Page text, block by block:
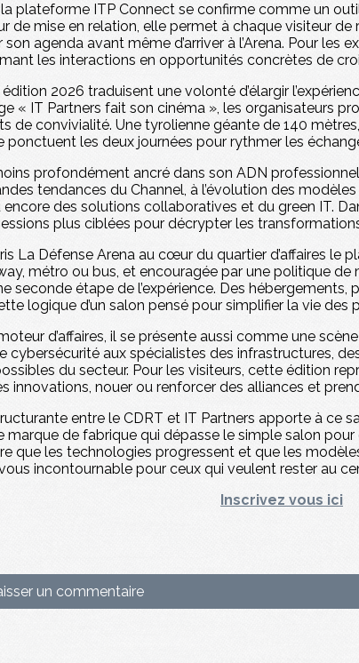
plateforme ITP Connect se confirme comme un
de mise en relation, elle permet à chaque visiteur
agenda avant même d’arriver à l’Arena. Pour les
les interactions en opportunités concrètes de
2026 traduisent une volonté d’élargir
« IT Partners fait son cinéma », les organisateurs
de convivialité. Une tyrolienne géante de 140
ponctuent les deux journées pour rythmer les
profondément ancré dans son ADN
tendances du Channel, à l’évolution des
encore des solutions collaboratives et du green IT.
plus ciblées pour décrypter les
La Défense Arena au cœur du quartier d’affaires le
métro ou bus, et encouragée par une politique de
seconde étape de l’expérience. Des
logique d’un salon pensé pour simplifier la vie des
d’affaires, il se présente aussi comme une
cybersécurité aux spécialistes des infrastructures,
du secteur. Pour les visiteurs, cette édition
innovations, nouer ou renforcer des alliances et
entre le CDRT et IT Partners apporte à ce
marque de fabrique qui dépasse le simple salon
que les technologies progressent et que les
incontournable pour ceux qui veulent rester au
Inscrivez vous ici
un commentaire